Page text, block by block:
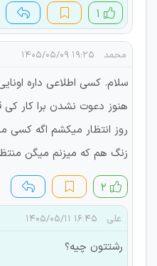
۱
محمد ۱۹:۲۵ ۱۴۰۵/۰۵/۰۹
سلام. کسی اطلاعی داره
هنوز دعوت نشدن برا کار کی
روز انتظار میکشم اگه کسی
زنگ هم که میزنم میگن
۲
علی ۱۶:۴۵ ۱۴۰۵/۰۵/۱۱
رشتتون چیه؟